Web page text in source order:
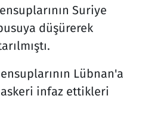
Suriye
düşürerek
Lübnan'a
askeri infaz ettikleri